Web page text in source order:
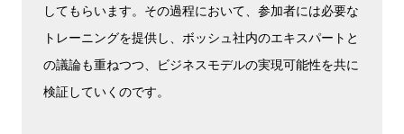
してもらいます。その過程において、参加者には必要な
トレーニングを提供し、ボッシュ社内のエキスパートと
の議論も重ねつつ、ビジネスモデルの実現可能性を共に
検証していくのです。